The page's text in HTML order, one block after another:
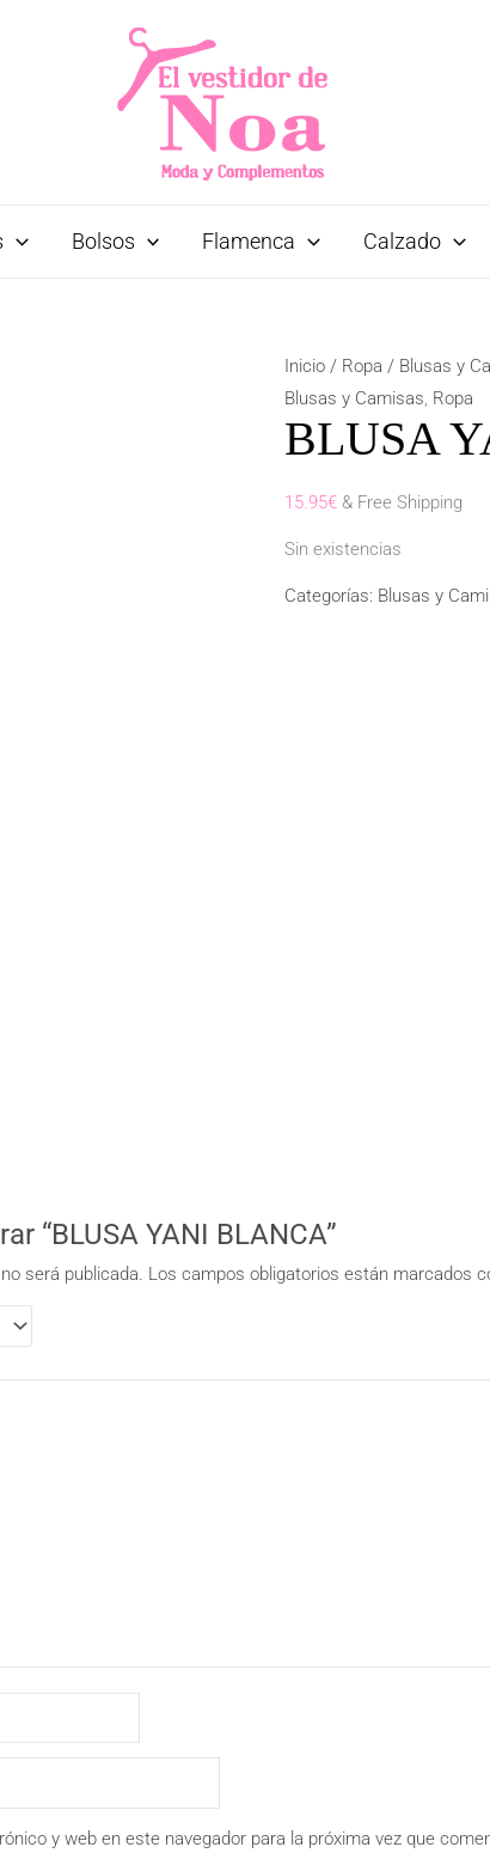
Bolsos Flamenca Calzado
Inicio / Ropa / Blusas y
Blusas y Camisas, Ropa
BLUSA
15.95€ & Free Shipping
Sin existencias
Categorías: Blusas y
“BLUSA YANI BLANCA”
será publicada. Los campos obligatorios están marcados
y web en este navegador para la próxima vez que